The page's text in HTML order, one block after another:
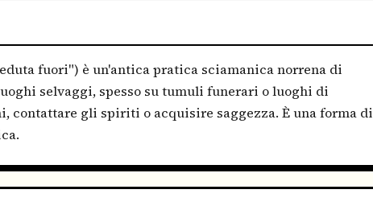
fuori") è un'antica pratica sciamanica norrena di
selvaggi, spesso su tumuli funerari o luoghi di
contattare gli spiriti o acquisire saggezza. È una forma di